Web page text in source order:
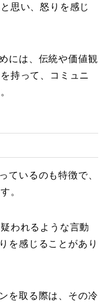
思い、怒りを感じ
には、伝統や価値観
持って、コミュニ
ているのも特徴で、
。
われるような言動
を感じることがあり
を取る際は、その冷